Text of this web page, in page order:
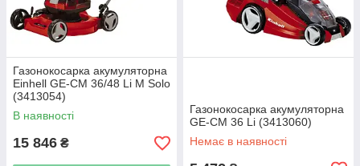
Газонокосарка акумуляторна
Einhell GE-CM 36/48 Li M Solo
(3413054)
В наявності
15 846 ₴
Газонокосарка акумуляторна
GE-CM 36 Li (3413060)
Немає в наявності